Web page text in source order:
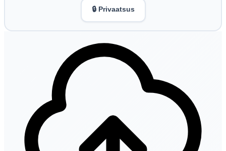
🔒 Privaatsus